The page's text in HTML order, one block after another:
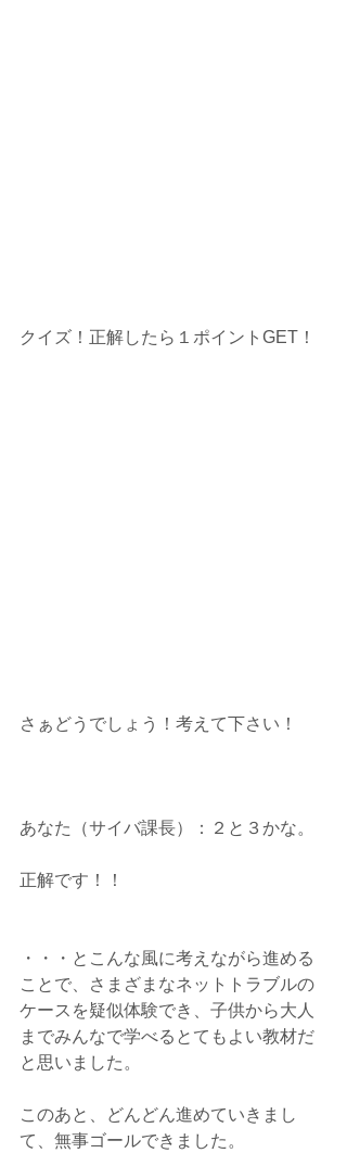
クイズ！正解したら１ポイントGET！
さぁどうでしょう！考えて下さい！
あなた（サイバ課長）：２と３かな。
正解です！！
・・・とこんな風に考えながら進める
ことで、さまざまなネットトラブルの
ケースを疑似体験でき、子供から大人
までみんなで学べるとてもよい教材だ
と思いました。
このあと、どんどん進めていきまし
て、無事ゴールできました。